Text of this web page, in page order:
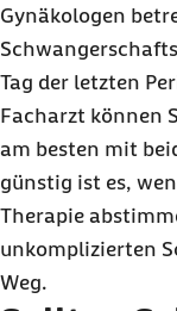
Gynäkologen
Tag der letzten
Facharzt können
am besten mit
günstig ist es,
Therapie
unkomplizierten
Weg.